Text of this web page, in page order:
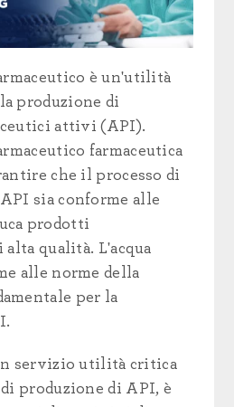
è un'utilità
produzione di
attivi (API).
farmaceutica
che il processo di
sia conforme alle
prodotti
qualità. L'acqua
alle norme della
per la
servizioutilità critica
produzione di API, è